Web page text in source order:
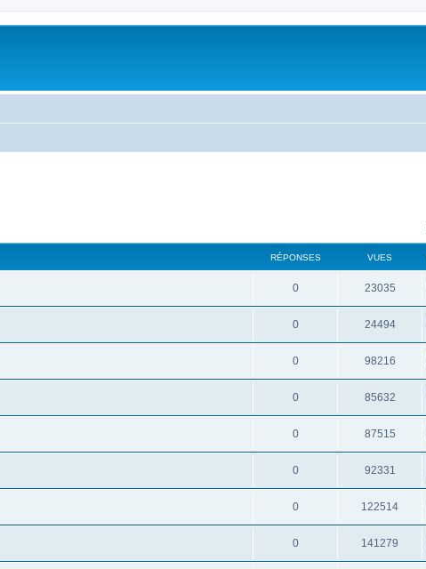
RÉPONSES VUES
0 23035
0 24494
0 98216
0 85632
0 87515
0 92331
0 122514
0 141279